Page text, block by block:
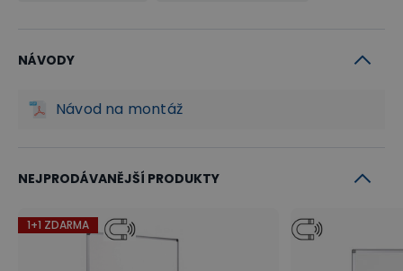
NÁVODY
Návod na montáž
NEJPRODÁVANĚJŠÍ PRODUKTY
1+1 ZDARMA